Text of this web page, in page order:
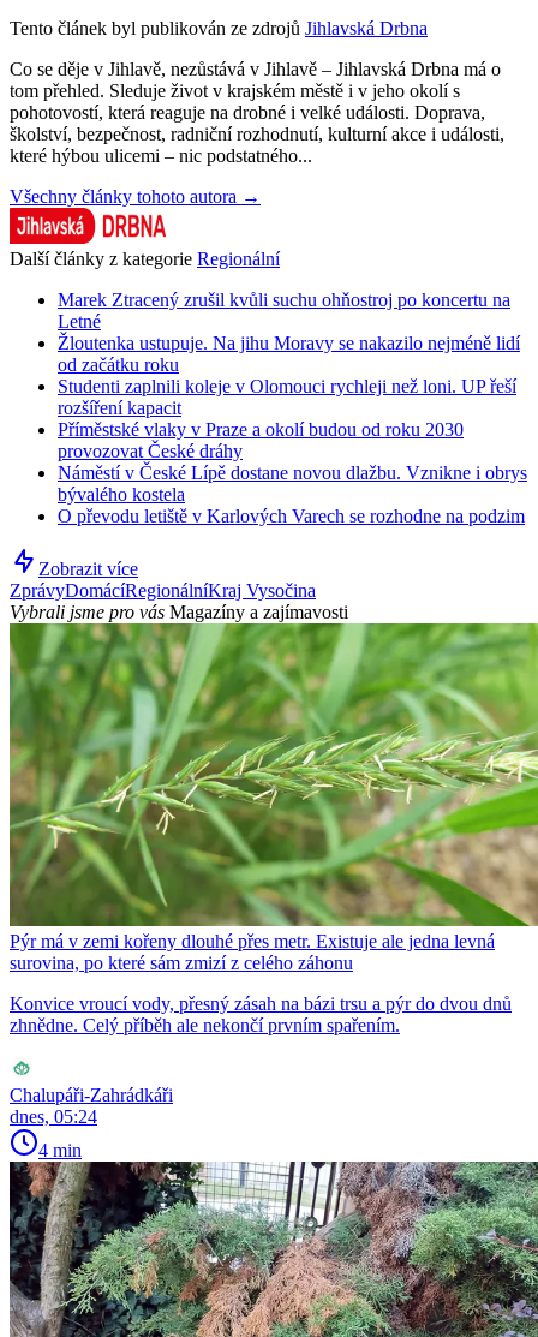
Tento článek byl publikován ze zdrojů Jihlavská Drbna
Co se děje v Jihlavě, nezůstává v Jihlavě – Jihlavská Drbna má o
tom přehled. Sleduje život v krajském městě i v jeho okolí s
pohotovostí, která reaguje na drobné i velké události. Doprava,
školství, bezpečnost, radniční rozhodnutí, kulturní akce i události,
které hýbou ulicemi – nic podstatného...
Všechny články tohoto autora →
Další články z kategorie Regionální
Marek Ztracený zrušil kvůli suchu ohňostroj po koncertu na
Letné
Žloutenka ustupuje. Na jihu Moravy se nakazilo nejméně lidí
od začátku roku
Studenti zaplnili koleje v Olomouci rychleji než loni. UP řeší
rozšíření kapacit
Příměstské vlaky v Praze a okolí budou od roku 2030
provozovat České dráhy
Náměstí v České Lípě dostane novou dlažbu. Vznikne i obrys
bývalého kostela
O převodu letiště v Karlových Varech se rozhodne na podzim
Zobrazit více
ZprávyDomácíRegionálníKraj Vysočina
Vybrali jsme pro vás Magazíny a zajímavosti
Pýr má v zemi kořeny dlouhé přes metr. Existuje ale jedna levná
surovina, po které sám zmizí z celého záhonu
Konvice vroucí vody, přesný zásah na bázi trsu a pýr do dvou dnů
zhnědne. Celý příběh ale nekončí prvním spařením.
Chalupáři-Zahrádkáři
dnes, 05:24
4 min